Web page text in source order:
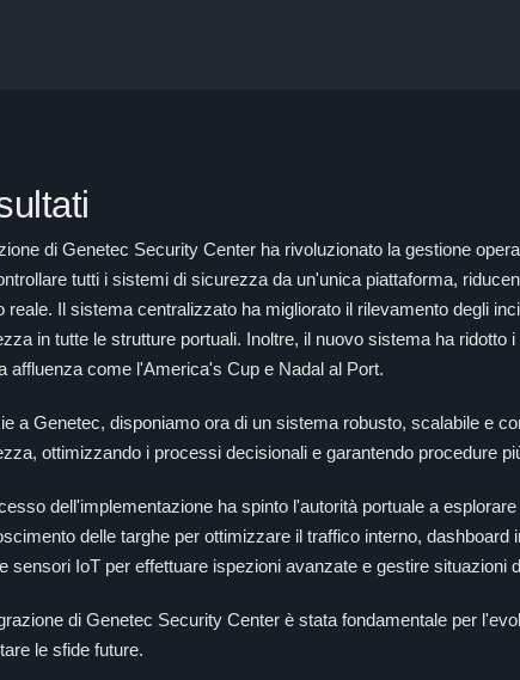
di Genetec Security Center ha rivoluzionato la gestione
tutti i sistemi di sicurezza da un'unica piattaforma,
reale. Il sistema centralizzato ha migliorato il rilevamento degli
in tutte le strutture portuali. Inoltre, il nuovo sistema ha
affluenza come l'America's Cup e Nadal al Port.
a Genetec, disponiamo ora di un sistema robusto, scalabile e
ottimizzando i processi decisionali e garantendo procedure
dell'implementazione ha spinto l'autorità portuale a
delle targhe per ottimizzare il traffico interno,
sensori IoT per effettuare ispezioni avanzate e gestire situazioni
di Genetec Security Center è stata fondamentale per
le sfide future.